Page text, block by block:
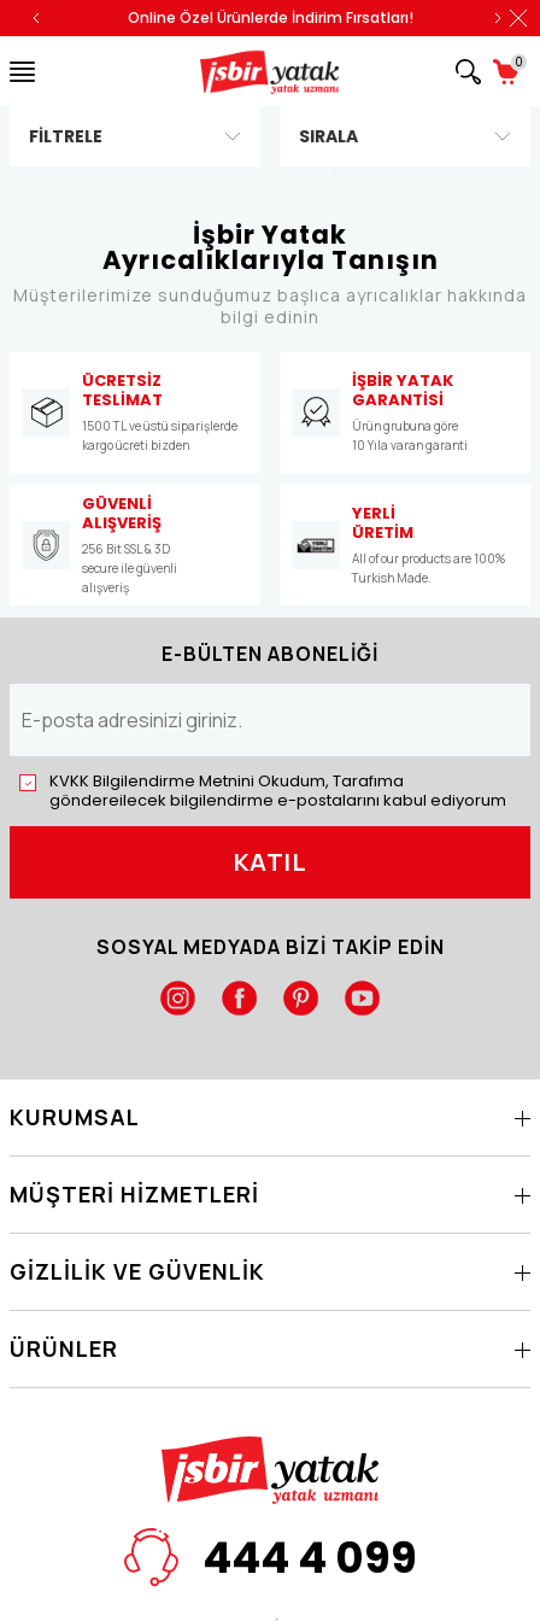
Online Özel Ürünlerde İndirim Fırsatları!
0
FILTRELE SIRALA
İşbir Yatak
Ayrıcalıklarıyla Tanışın
Müşterilerimize sunduğumuz başlıca ayrıcalıklar hakkında
bilgi edinin
ÜCRETSİZ
TESLİMAT
1500 TL ve üstü siparişlerde
kargo ücreti bizden
İŞBİR YATAK
GARANTİSİ
Ürün grubuna göre
10 Yıla varan garanti
GÜVENLİ
ALIŞVERİŞ
256 Bit SSL & 3D
secure ile güvenli
alışveriş
YERLİ
ÜRETİM
All of our products are 100%
Turkish Made.
E-BÜLTEN ABONELİĞİ
KVKK Bilgilendirme Metnini Okudum, Tarafıma
göndereilecek bilgilendirme e-postalarını kabul ediyorum
KATIL
SOSYAL MEDYADA BİZİ TAKİP EDİN
KURUMSAL
MÜŞTERI HIZMETLERI
GIZLILIK VE GÜVENLIK
ÜRÜNLER
444 4 099